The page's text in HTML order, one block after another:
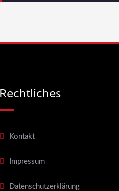
Rechtliches
Kontakt
Impressum
Datenschutzerklärung